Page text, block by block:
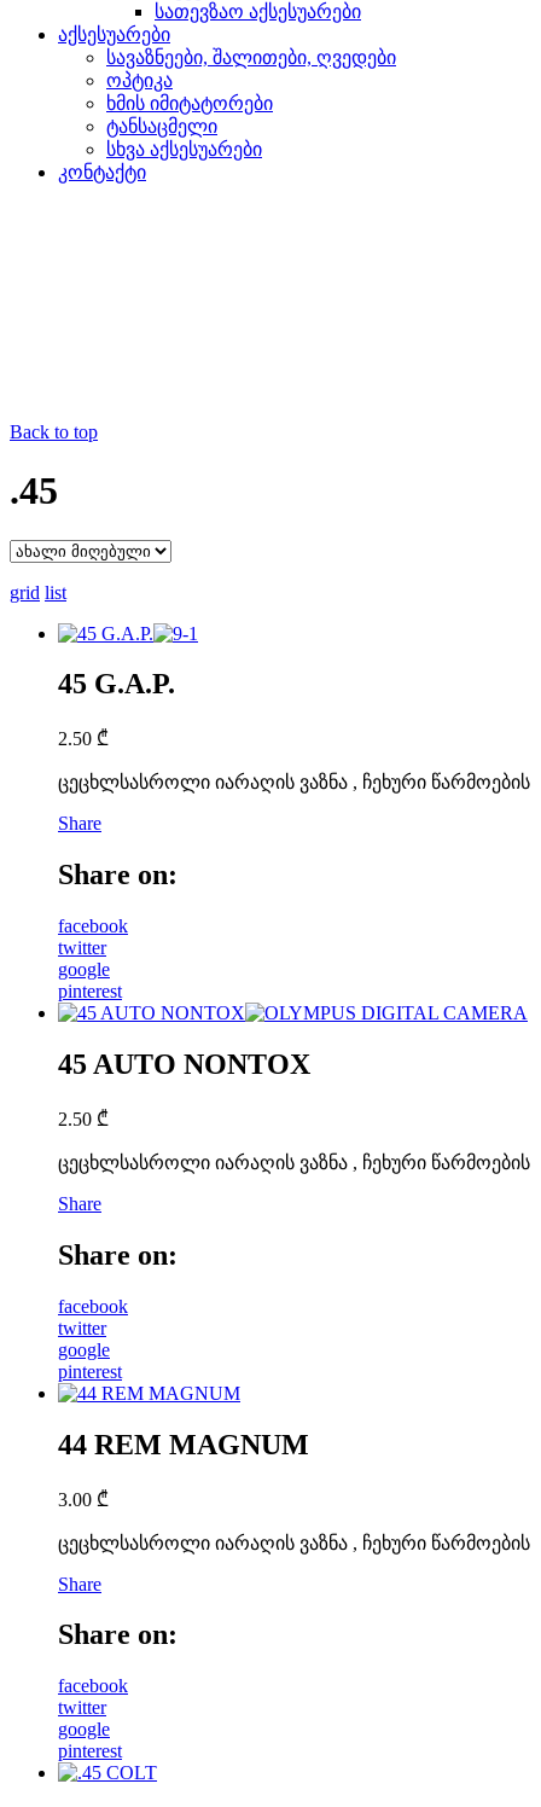
სათევზაო აქსესუარები
აქსესუარები
სავაზნეები, შალითები, ღვედები
ოპტიკა
ხმის იმიტატორები
ტანსაცმელი
სხვა აქსესუარები
კონტაქტი
Back to top
.45
grid list
45 G.A.P.
2.50 ₾
ცეცხლსასროლი იარაღის ვაზნა , ჩეხური წარმოების
Share
Share on:
facebook
twitter
google
pinterest
45 AUTO NONTOX
2.50 ₾
ცეცხლსასროლი იარაღის ვაზნა , ჩეხური წარმოების
Share
Share on:
facebook
twitter
google
pinterest
44 REM MAGNUM
3.00 ₾
ცეცხლსასროლი იარაღის ვაზნა , ჩეხური წარმოების
Share
Share on:
facebook
twitter
google
pinterest